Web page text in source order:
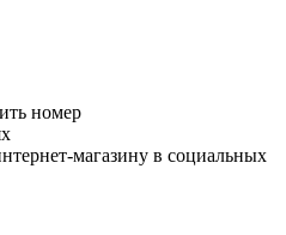
номер
магазину в социальных